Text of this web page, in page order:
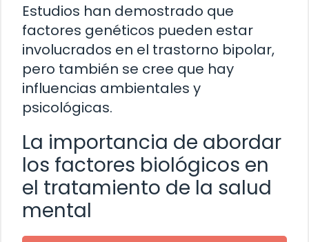
Estudios han demostrado que
factores genéticos pueden estar
involucrados en el trastorno bipolar,
pero también se cree que hay
influencias ambientales y
psicológicas.
La importancia de abordar
los factores biológicos en
el tratamiento de la salud
mental